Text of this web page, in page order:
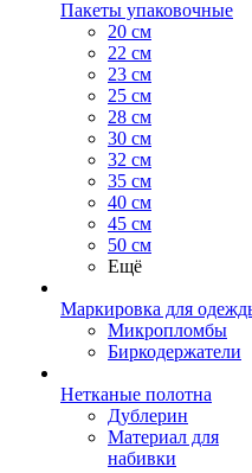
Пакеты упаковочные
20 см
22 см
23 см
25 см
28 см
30 см
32 см
35 см
40 см
45 см
50 см
Ещё
Маркировка для
Микропломбы
Биркодержатели
Нетканые полотна
Дублерин
Материал для
набивки